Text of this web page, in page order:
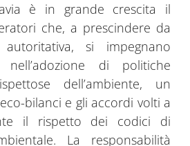
è in grande crescita il
che, a prescindere da
si impegnano
nell’adozione di politiche
dell’ambiente, un
bilanci e gli accordi volti a
il rispetto dei codici di
La responsabilità